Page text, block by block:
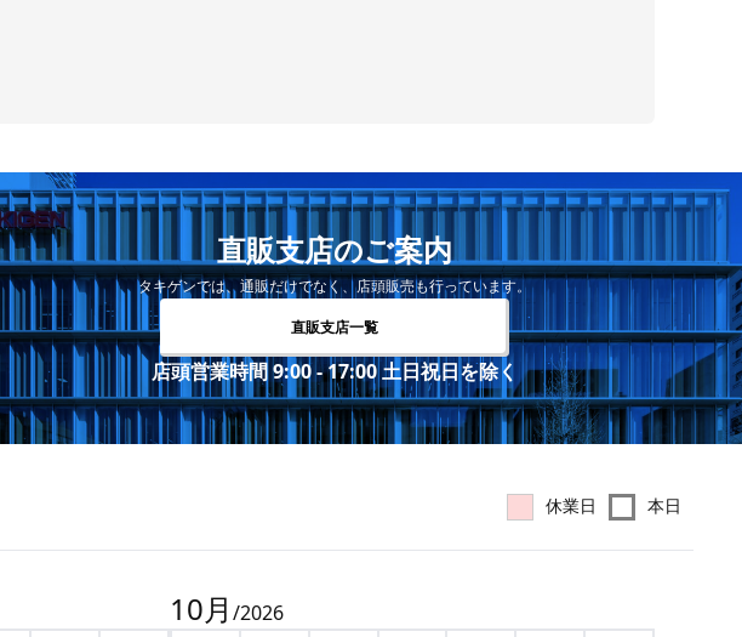
直販支店のご案内
タキゲンでは、通販だけでなく、店頭販売も行っています。
直販支店一覧
店頭営業時間 9:00 - 17:00 土日祝日を除く
休業日 本日
10月 /2026